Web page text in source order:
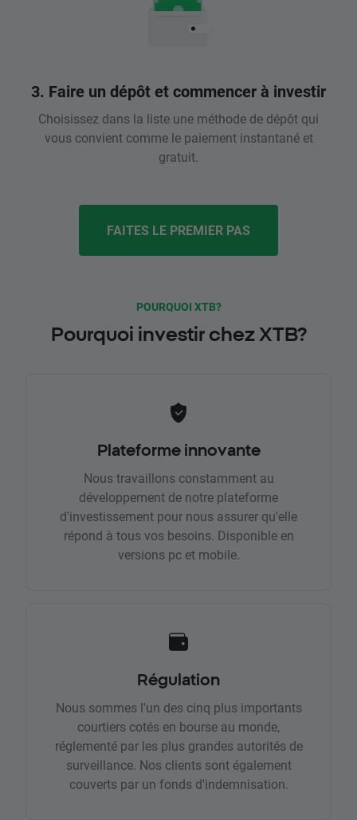
3. Faire un dépôt et commencer à investir
Choisissez dans la liste une méthode de dépôt qui
vous convient comme le paiement instantané et
gratuit.
FAITES LE PREMIER PAS
POURQUOI XTB?
Pourquoi investir chez XTB?
Plateforme innovante
Nous travaillons constamment au
développement de notre plateforme
d'investissement pour nous assurer qu'elle
répond à tous vos besoins. Disponible en
versions pc et mobile.
Régulation
Nous sommes l'un des cinq plus importants
courtiers cotés en bourse au monde,
réglementé par les plus grandes autorités de
surveillance. Nos clients sont également
couverts par un fonds d'indemnisation.